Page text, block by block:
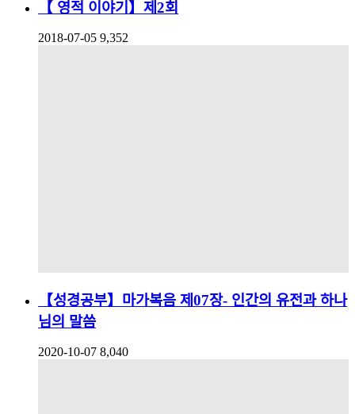
【 영적 이야기】제2회
2018-07-05 9,352
【성경공부】마가복음 제07장- 인간의 유전과 하나
님의 말씀
2020-10-07 8,040